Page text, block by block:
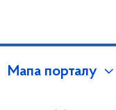
Мапа порталу